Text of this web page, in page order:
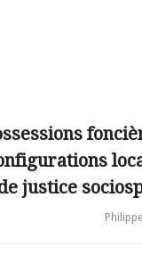
justice